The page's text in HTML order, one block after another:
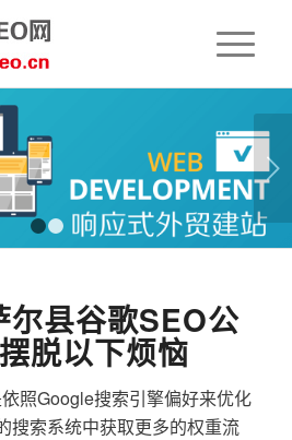
下一页
1 2
尔县谷歌SEO公
脱以下烦恼
照Google搜索引擎偏好来优化
搜索系统中获取更多的权重流